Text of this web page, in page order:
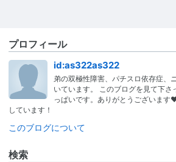
プロフィール
id:as322as322
弟の双極性障害、パチスロ依存症、
いています。 このブログを見て下
っぱいです。ありがとうございます
しています！
このブログについて
検索